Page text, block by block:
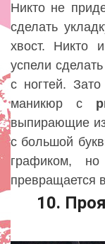
Никто не
сделать
хвост. Никто
успели
с ногтей. Зато
маникюр с
выпирающие
с большой
графиком, но
превращается
10.